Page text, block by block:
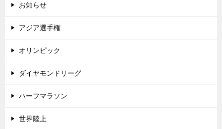
お知らせ
アジア選手権
オリンピック
ダイヤモンドリーグ
ハーフマラソン
世界陸上